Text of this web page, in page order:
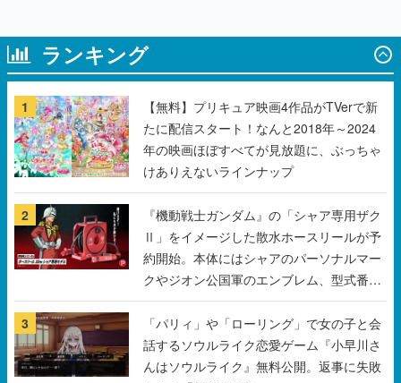
ランキング
1
【無料】プリキュア映画4作品がTVerで新
たに配信スタート！なんと2018年～2024
年の映画ほぼすべてが見放題に、ぶっちゃ
けありえないラインナップ
2
『機動戦士ガンダム』の「シャア専用ザク
Ⅱ」をイメージした散水ホースリールが予
約開始。本体にはシャアのパーソナルマー
クやジオン公国軍のエンブレム、型式番号
などを配置
3
「パリィ」や「ローリング」で女の子と会
話するソウルライク恋愛ゲーム『小早川さ
んはソウルライク』無料公開。返事に失敗